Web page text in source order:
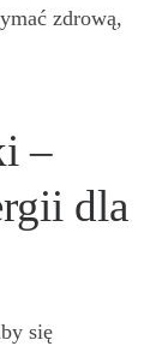
zdrową,
–
dla
się